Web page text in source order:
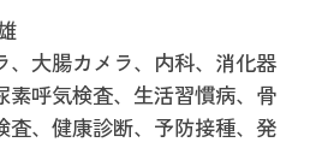
、大腸カメラ、内科、消化器
素呼気検査、生活習慣病、骨
査、健康診断、予防接種、発